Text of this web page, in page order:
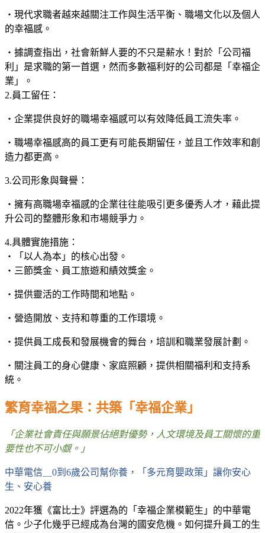
・現代求職者越來越關注工作與生活平衡、職場文化以及個人
的幸福感。
・據調查指出，社會新鮮人要的不只是薪水！對於「公司福
利」是求職的第一首選，然而多數福利好的公司都是「幸福企
業」。
2.員工留任：
・企業提供良好的職場幸福感可以有效降低員工流失率。
・職場幸福感高的員工更有可能長期留任，並且工作效率和創
造力都更高。
3.公司形象與聲譽：
・擁有高職場幸福感的企業往往能吸引更多優秀人才，藉此提
升公司的整體形象和市場競爭力。
4.具體實施措施：
・「以人為本」的核心出發。
・三節獎金、員工旅遊和績效獎金。
・提供靈活的工作時間和地點。
・營造開放、支持和尊重的工作環境。
・提供員工成長和發展機會的舞台，培訓和職業發展計劃。
・關注員工的身心健康、家庭照顧，提供相關福利和支持系
統。
繁育幸福之果：共築「幸福企業」
「企業社會責任與願景佔絕對優勢，人文環境及員工關懷的重
要性也不可小覷。」
中華電信＿ 0到 6歲公司幫你養，「多元育嬰政策」讓你安心
生、安心養
2022年獲《富比士》評選為的「幸福企業模範生」的中華電
信。少子化幾乎已經成為台灣的國安危機。如何提升員工的生